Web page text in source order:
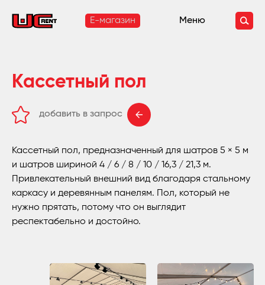
E-магазин Меню
Кассетный пол
добавить в запрос
Кассетный пол, предназначенный для шатров 5 × 5 м
и шатров шириной 4 / 6 / 8 / 10 / 16,3 / 21,3 м.
Привлекательный внешний вид благодаря стальному
каркасу и деревянным панелям. Пол, который не
нужно прятать, потому что он выглядит
респектабельно и достойно.